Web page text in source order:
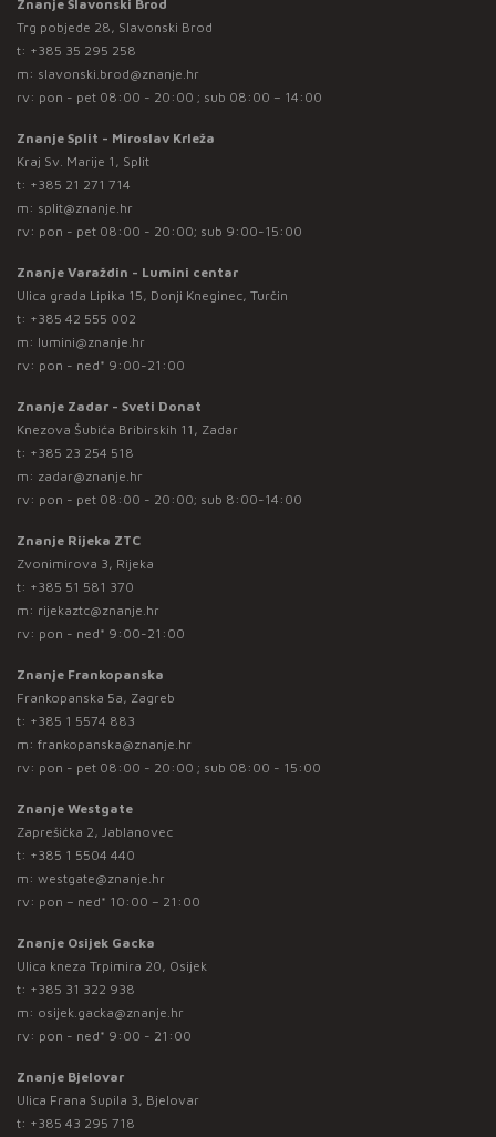
Znanje Slavonski Brod
Trg pobjede 28, Slavonski Brod
t: +385 35 295 258
m: slavonski.brod@znanje.hr
rv: pon - pet 08:00 - 20:00 ; sub 08:00 – 14:00
Znanje Split - Miroslav Krleža
Kraj Sv. Marije 1, Split
t: +385 21 271 714
m: split@znanje.hr
rv: pon - pet 08:00 - 20:00; sub 9:00-15:00
Znanje Varaždin - Lumini centar
Ulica grada Lipika 15, Donji Kneginec, Turčin
t: +385 42 555 002
m: lumini@znanje.hr
rv: pon - ned* 9:00-21:00
Znanje Zadar - Sveti Donat
Knezova Šubića Bribirskih 11, Zadar
t: +385 23 254 518
m: zadar@znanje.hr
rv: pon - pet 08:00 - 20:00; sub 8:00-14:00
Znanje Rijeka ZTC
Zvonimirova 3, Rijeka
t: +385 51 581 370
m: rijekaztc@znanje.hr
rv: pon - ned* 9:00-21:00
Znanje Frankopanska
Frankopanska 5a, Zagreb
t: +385 1 5574 883
m: frankopanska@znanje.hr
rv: pon - pet 08:00 - 20:00 ; sub 08:00 - 15:00
Znanje Westgate
Zaprešićka 2, Jablanovec
t: +385 1 5504 440
m: westgate@znanje.hr
rv: pon – ned* 10:00 – 21:00
Znanje Osijek Gacka
Ulica kneza Trpimira 20, Osijek
t: +385 31 322 938
m: osijek.gacka@znanje.hr
rv: pon - ned* 9:00 - 21:00
Znanje Bjelovar
Ulica Frana Supila 3, Bjelovar
t: +385 43 295 718